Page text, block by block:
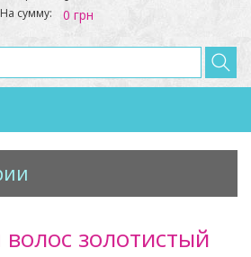
На сумму: 0 грн
золотистый